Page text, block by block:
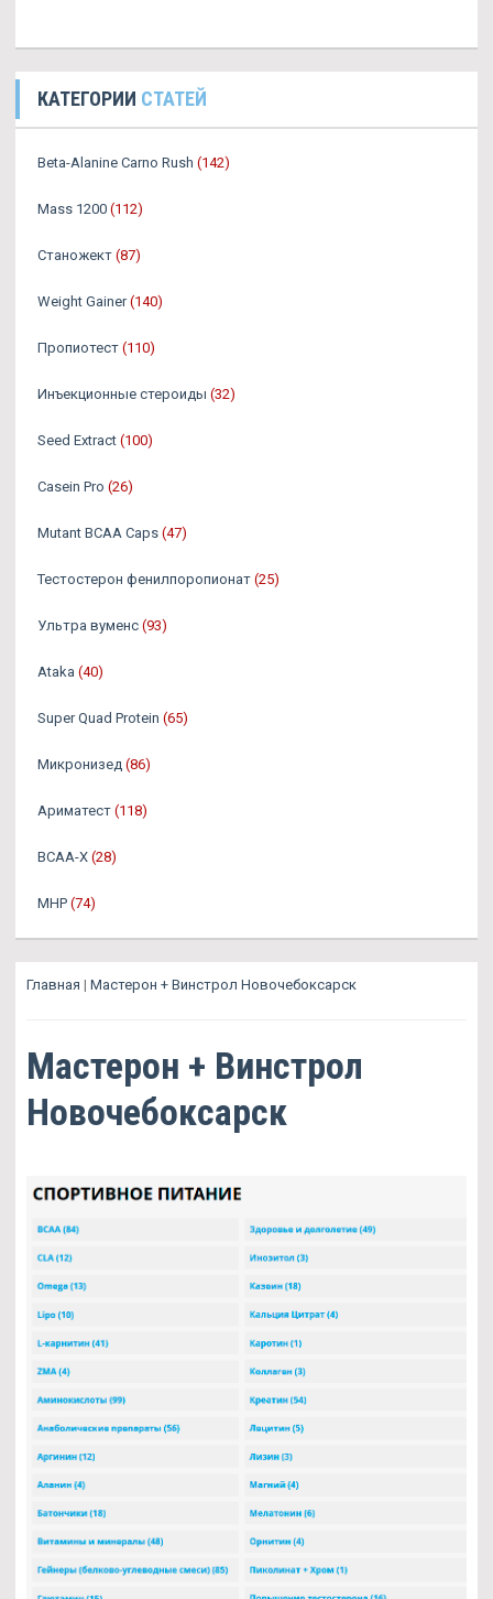
КАТЕГОРИИ СТАТЕЙ
Beta-Alanine Carno Rush (142)
Mass 1200 (112)
Станожект (87)
Weight Gainer (140)
Пропиотест (110)
Инъекционные стероиды (32)
Seed Extract (100)
Casein Pro (26)
Mutant BCAA Caps (47)
Тестостерон фенилпоропионат (25)
Ультра вуменс (93)
Ataka (40)
Super Quad Protein (65)
Микронизед (86)
Ариматест (118)
BCAA-X (28)
MHP (74)
Главная | Мастерон + Винстрол Новочебоксарск
Мастерон + Винстрол
Новочебоксарск